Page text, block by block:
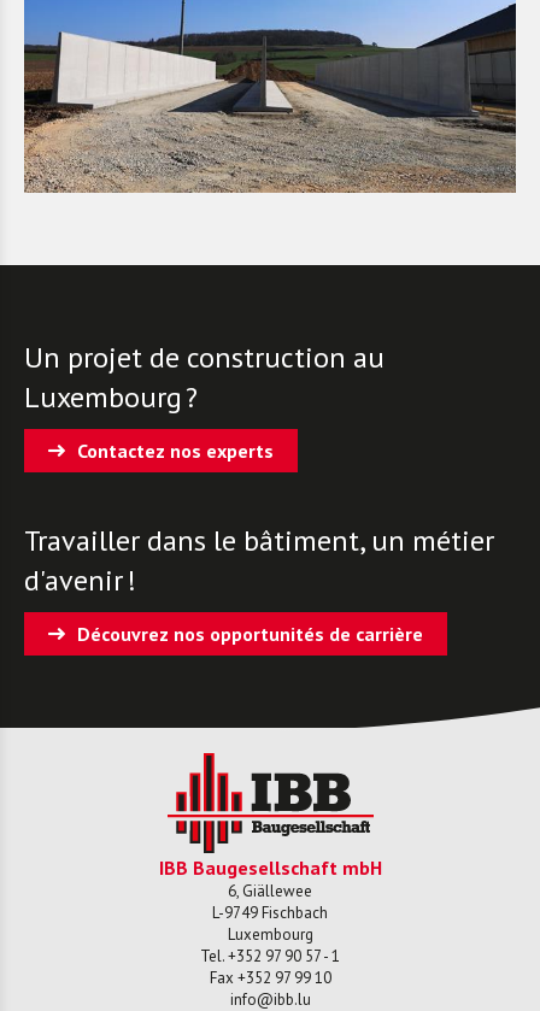
Un projet de construction au
Luxembourg ?
Contactez nos experts
Travailler dans le bâtiment, un métier
d'avenir !
Découvrez nos opportunités de carrière
IBB Baugesellschaft mbH
6, Giällewee
L-9749Fischbach
Luxembourg
Tel.+352 97 90 57 - 1
Fax +352 97 99 10
info@ibb.lu